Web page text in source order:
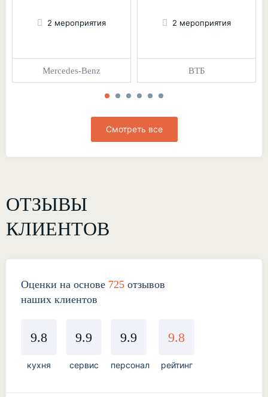
2 мероприятия
Mercedes-Benz
2 мероприятия
ВТБ
Смотреть все
ОТЗЫВЫ
КЛИЕНТОВ
Оценки на основе 725 отзывов
наших клиентов
9.8
кухня
9.9
сервис
9.9
персонал
9.8
рейтинг